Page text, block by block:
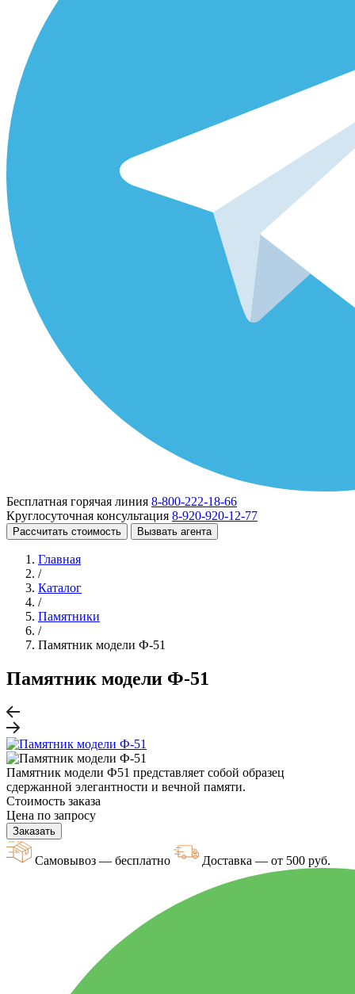
Бесплатная горячая линия 8-800-222-18-66
Круглосуточная консультация 8-920-920-12-77
Рассчитать стоимость Вызвать агента
Главная
/
Каталог
/
Памятники
/
Памятник модели Ф-51
Памятник модели Ф-51
Памятник модели Ф51 представляет собой образец
сдержанной элегантности и вечной памяти.
Стоимость заказа
Цена по запросу
Заказать
Самовывоз — бесплатно Доставка — от 500 руб.